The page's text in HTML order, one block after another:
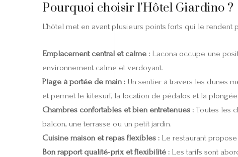
Pourquoi choisir l’Hôtel Giardino ?
L’hôtel met en avant plusieurs points forts qui le
Emplacement central et calme : Lacona occupe une
environnement calme et verdoyant.
Plage à portée de main : Un sentier à travers les dunes
et permet le kitesurf, la location de pédalos et la plongée.
Chambres confortables et bien entretenues : Toutes les
balcon, une terrasse ou un petit jardin.
Cuisine maison et repas flexibles : Le restaurant
Bon rapport qualité‑prix et flexibilité : Les tarifs sont